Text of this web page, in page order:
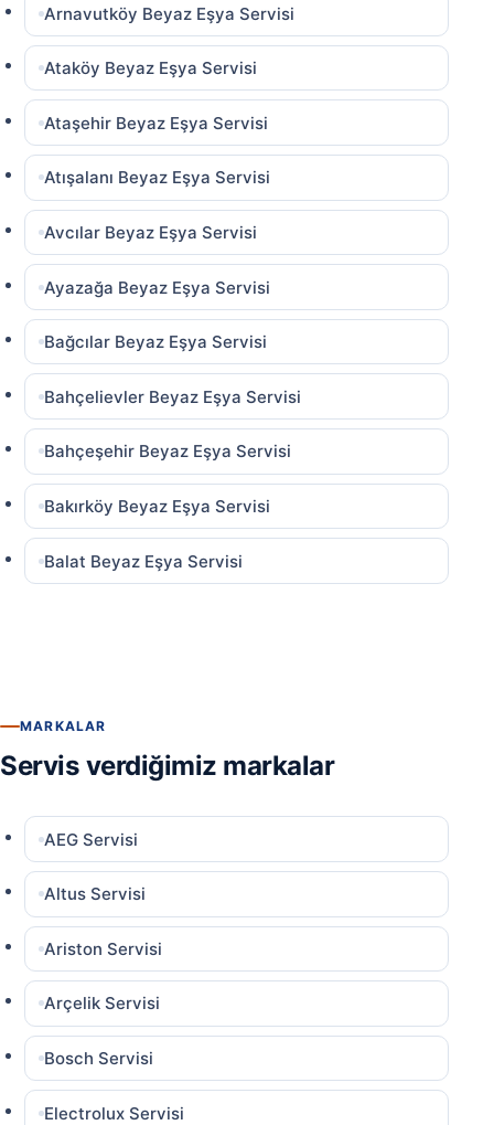
Arnavutköy Beyaz Eşya Servisi
Ataköy Beyaz Eşya Servisi
Ataşehir Beyaz Eşya Servisi
Atışalanı Beyaz Eşya Servisi
Avcılar Beyaz Eşya Servisi
Ayazağa Beyaz Eşya Servisi
Bağcılar Beyaz Eşya Servisi
Bahçelievler Beyaz Eşya Servisi
Bahçeşehir Beyaz Eşya Servisi
Bakırköy Beyaz Eşya Servisi
Balat Beyaz Eşya Servisi
MARKALAR
Servis verdiğimiz markalar
AEG Servisi
Altus Servisi
Ariston Servisi
Arçelik Servisi
Bosch Servisi
Electrolux Servisi